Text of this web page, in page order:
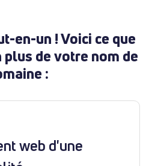
en-un ! Voici ce que
de votre nom de
:
web d'une